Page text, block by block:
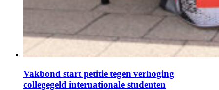
Vakbond start petitie tegen verhoging
collegegeld internationale studenten